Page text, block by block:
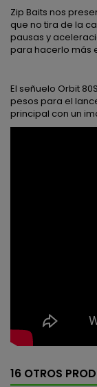
Zip Baits nos
que no tira de la
pausas y
para hacerlo más
El señuelo Orbit
pesos para el
principal con un
16 OTROS